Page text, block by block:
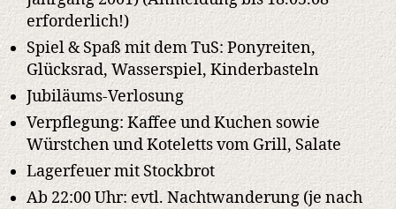
erforderlich!)
Spiel & Spaß mit dem TuS: Ponyreiten,
Glücksrad, Wasserspiel, Kinderbasteln
Jubiläums-Verlosung
Verpflegung: Kaffee und Kuchen sowie
Würstchen und Koteletts vom Grill, Salate
Lagerfeuer mit Stockbrot
Ab 22:00 Uhr: evtl. Nachtwanderung (je nach